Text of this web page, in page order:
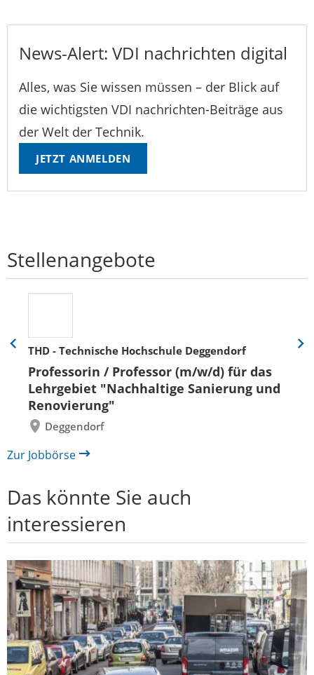
News-Alert: VDI nachrichten digital
Alles, was Sie wissen müssen – der Blick auf
die wichtigsten VDI nachrichten-Beiträge aus
der Welt der Technik.
JETZT ANMELDEN
Stellenangebote
THD - Technische Hochschule Deggendorf
Professorin / Professor (m/w/d) für das
Lehrgebiet "Nachhaltige Sanierung und
Renovierung"
Deggendorf
Eine
zurück
Eine
Zur Jobbörse
Das könnte Sie auch
interessieren